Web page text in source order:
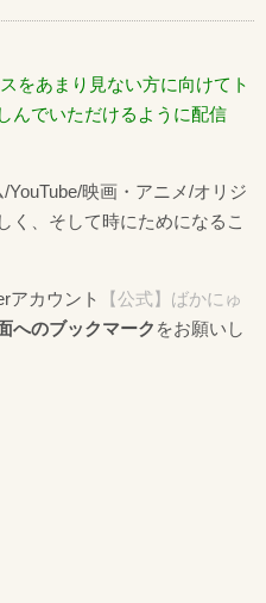
をあまり見ない方に向けてト
んでいただけるように配信
映画・アニメ/オリジ
く、そして時にためになるこ
アカウント
【公式】ばかにゅ
へのブックマーク をお願いし